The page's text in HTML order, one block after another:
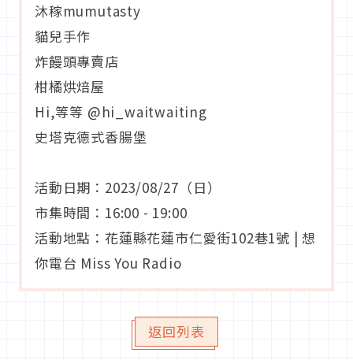
沐稼mumutasty
貓兒手作
炸饅頭專賣店
柑橘烘焙屋
Hi,等等 @hi_waitwaiting
史塔克德式香腸堡
活動日期：2023/08/27（日）
市集時間：16:00 - 19:00
活動地點：花蓮縣花蓮市仁愛街102巷1號 | 想
你電台 Miss You Radio
返回列表